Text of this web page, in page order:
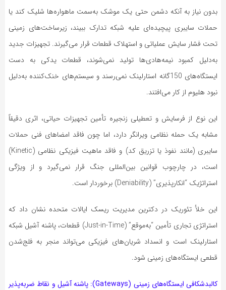
بدون نیاز به آنکه دشمن حتی یک موشک به‌سمت ماهواره‌ها شلیک کند یا
حملات سایبری پیچیده‌ای علیه شبکه تدارک ببیند، زیرساخت‌های زمینی
تحت فشار سایش عملیاتی و استهلاک قطعات قرار می‌گیرند. تجهیزات جدید
به‌دلیل کمبود نیمه‌هادی‌ها تولید نمی‌شوند، قطعات یدکی به دست
ایستگاه‌های 150گانه استارلینک نمی‌رسند و سیستم‌های خنک‌کننده به‌دلیل
نبود هلیوم از کار می‌افتند.
این نوع از فرسایش و تعطیلی زنجیره تأمین تجهیزات حیاتی، اثری دقیقاً
مشابه یک حمله نظامی ویرانگر دارد، اما چون فاقد امضاهای فنی حملات
سایبری (مانند نفوذ یا تزریق کد) و فاقد ماهیت فیزیکی نظامی (Kinetic)
است، در چارچوب قوانین بین‌المللی جنگ قرار نمی‌گیرد و از ویژگی
استراتژیک “انکارپذیری” (Deniability) برخوردار است.
این خلأ تئوریک در دکترین مدیریت ریسک ایالات متحده نشان داد که
استراتژی تجاری تأمین “به‌موقع” (Just-in-Time) قطعات، پاشنه آشیل شبکه
استارلینک است و انسداد شریان‌های فیزیکی می‌تواند منجر به فلج‌شدن
قطعی ایستگاه‌های زمینی شود.
کالبدشکافی ایستگاه‌های زمینی (Gateways): پاشنه آشیل و نقاط ضربه‌پذیر